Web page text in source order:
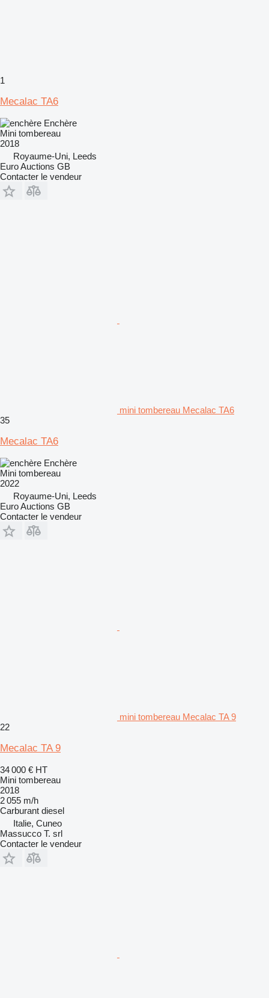
1
Mecalac TA6
Enchère
Mini tombereau
2018
Royaume-Uni, Leeds
Euro Auctions GB
Contacter le vendeur
mini tombereau Mecalac TA6
35
Mecalac TA6
Enchère
Mini tombereau
2022
Royaume-Uni, Leeds
Euro Auctions GB
Contacter le vendeur
mini tombereau Mecalac TA 9
22
Mecalac TA 9
34 000 € HT
Mini tombereau
2018
2 055 m/h
Carburant diesel
Italie, Cuneo
Massucco T. srl
Contacter le vendeur